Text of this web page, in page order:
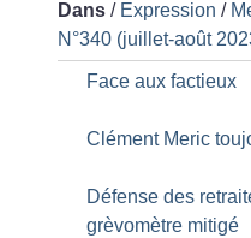
Dans / Expression /
N°340 (juillet-août
Face aux factieux
Clément Meric
Défense des
grèvomètre mitigé